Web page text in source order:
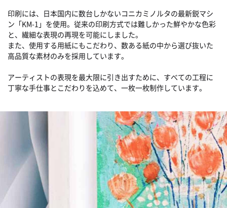
印刷には、日本国内に数台しかないコニカミノルタの最新鋭マシ
ン「KM-1」を使用。従来の印刷方式では難しかった鮮やかな色彩
と、繊細な表現の再現を可能にしました。
また、使用する用紙にもこだわり、数ある紙の中から選び抜いた
高品質な素材のみを採用しています。
アーティストの表現を最大限に引き出すために、すべての工程に
丁寧な手仕事とこだわりを込めて、一枚一枚制作しています。